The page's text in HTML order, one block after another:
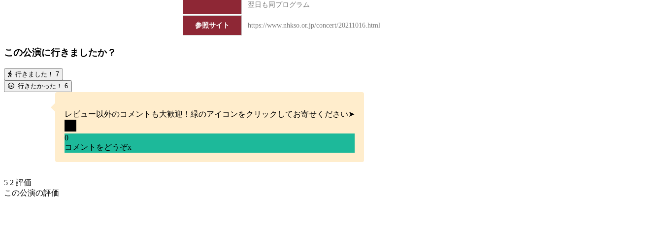
翌日も同プログラム
参照サイト https://www.nhkso.or.jp/concert/20211016.html
この公演に行きましたか？
行きました！ 7
行きたかった！ 6
レビュー以外のコメントも大歓迎！緑のアイコンをクリックしてお寄せください➤
0
コメントをどうぞx
5 2 評価
この公演の評価